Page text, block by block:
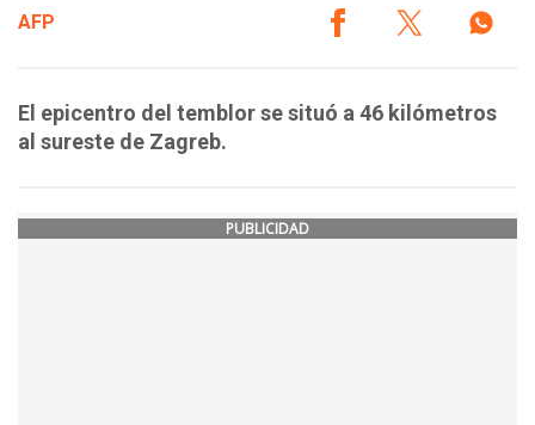
AFP
El epicentro del temblor se situó a 46 kilómetros
al sureste de Zagreb.
PUBLICIDAD